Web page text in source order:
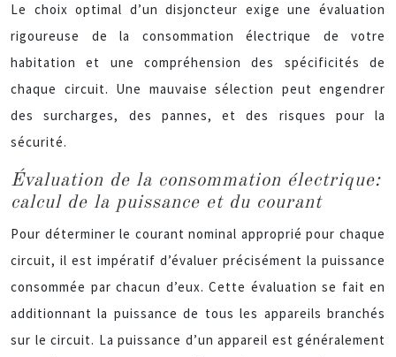
Le choix optimal d’un disjoncteur exige une évaluation
rigoureuse de la consommation électrique de votre
habitation et une compréhension des spécificités de
chaque circuit. Une mauvaise sélection peut engendrer
des surcharges, des pannes, et des risques pour la
sécurité.
Évaluation de la consommation électrique:
calcul de la puissance et du courant
Pour déterminer le courant nominal approprié pour chaque
circuit, il est impératif d’évaluer précisément la puissance
consommée par chacun d’eux. Cette évaluation se fait en
additionnant la puissance de tous les appareils branchés
sur le circuit. La puissance d’un appareil est généralement